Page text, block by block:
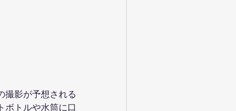
撮影が予想される
ボトルや水筒に口